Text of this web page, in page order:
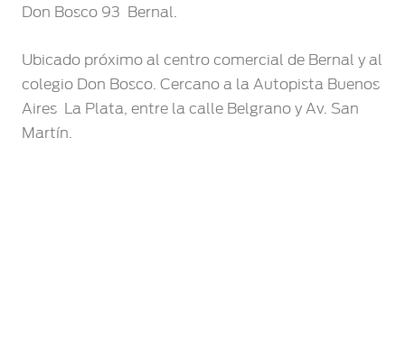
Don Bosco 93  Bernal.
Ubicado próximo al centro comercial de Bernal y al
colegio Don Bosco. Cercano a la Autopista Buenos
Aires  La Plata, entre la calle Belgrano y Av. San
Martín.